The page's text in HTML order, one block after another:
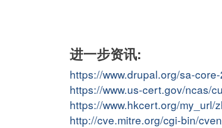
进一步资讯:
https://www.drupal.org/sa-
https://www.us-cert.gov/ncas/
https://www.hkcert.org/my_url/
http://cve.mitre.org/cgi-bin/